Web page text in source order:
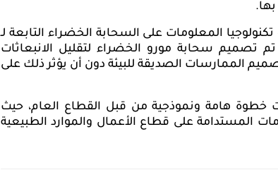
المعلومات على السحابة الخضراء التابعة لـ
تصميم سحابة مورو الخضراء لتقليل الانبعاثات
الممارسات الصديقة للبيئة دون أن يؤثر ذلك على
خطوة هامة ونموذجية من قبل القطاع العام، حيث
المستدامة على قطاع الأعمال والموارد الطبيعية